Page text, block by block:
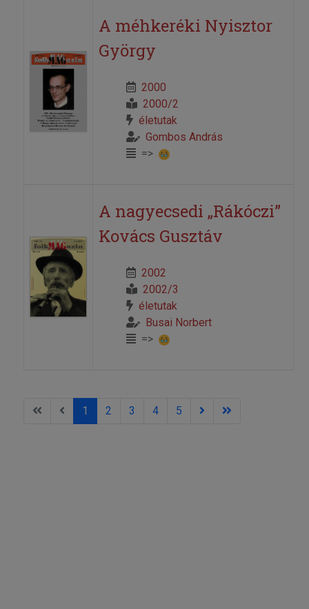
A méhkeréki Nyisztor
György
2000
2000/2
életutak
Gombos András
=>
A nagyecsedi „Rákóczi”
Kovács Gusztáv
2002
2002/3
életutak
Busai Norbert
=>
1 2 3 4 5